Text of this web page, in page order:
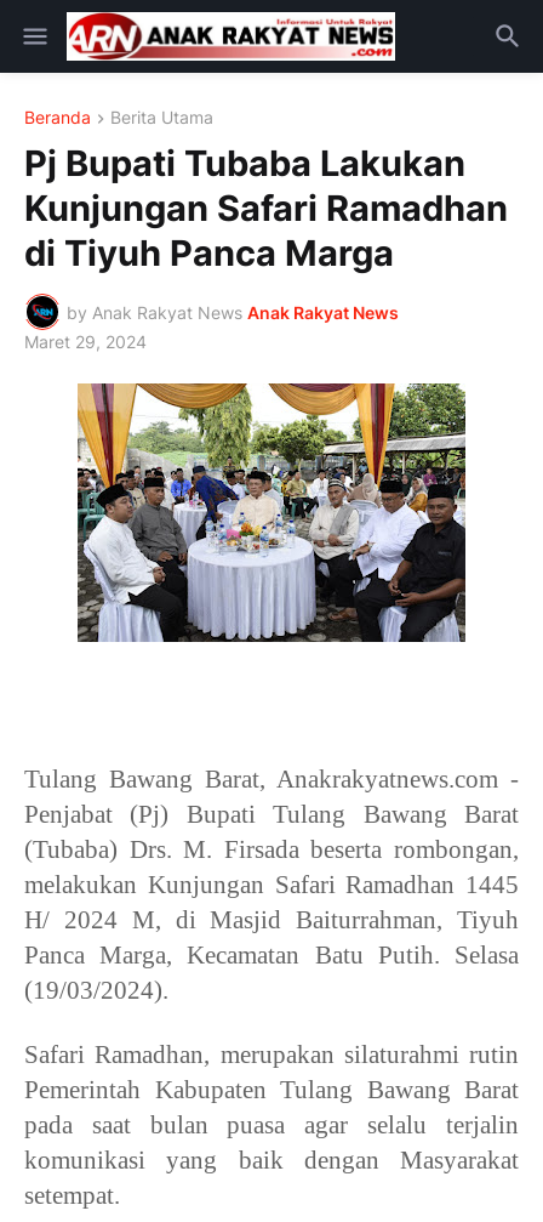
Beranda Berita Utama
Pj Bupati Tubaba Lakukan
Kunjungan Safari Ramadhan
di Tiyuh Panca Marga
by Anak Rakyat News Anak Rakyat News
Maret 29, 2024
Tulang Bawang Barat, Anakrakyatnews.com -
Penjabat (Pj) Bupati Tulang Bawang Barat
(Tubaba) Drs. M. Firsada beserta rombongan,
melakukan Kunjungan Safari Ramadhan 1445
H/ 2024 M, di Masjid Baiturrahman, Tiyuh
Panca Marga, Kecamatan Batu Putih. Selasa
(19/03/2024).
Safari Ramadhan, merupakan silaturahmi rutin
Pemerintah Kabupaten Tulang Bawang Barat
pada saat bulan puasa agar selalu terjalin
komunikasi yang baik dengan Masyarakat
setempat.